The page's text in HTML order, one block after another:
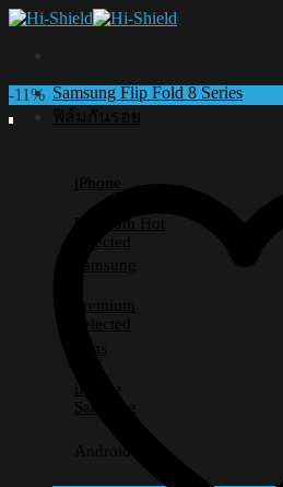
Skip
Samsung Flip Fold 8 Series
ฟิล์มกันรอย
iPhone
Premium
Selected
Samsung
Premium
Selected
Lens
iPhone
Samsung
Android อื่นๆ
-11%